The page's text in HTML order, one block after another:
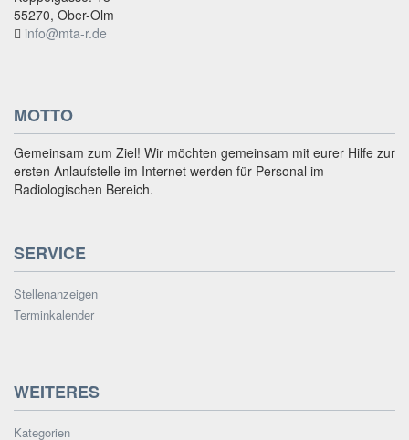
55270, Ober-Olm
info@mta-r.de
MOTTO
Gemeinsam zum Ziel! Wir möchten gemeinsam mit eurer Hilfe zur
ersten Anlaufstelle im Internet werden für Personal im
Radiologischen Bereich.
SERVICE
Stellenanzeigen
Terminkalender
WEITERES
Kategorien